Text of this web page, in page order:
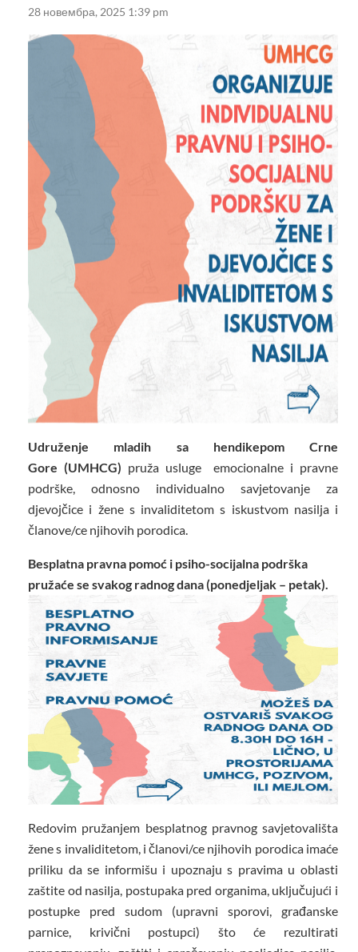
28 новембра, 2025 1:39 pm
Udruženje mladih sa hendikepom Crne
Gore (UMHCG) pruža usluge emocionalne i pravne
podrške, odnosno individualno savjetovanje za
djevojčice i žene s invaliditetom s iskustvom nasilja i
članove/ce njihovih porodica.
Besplatna pravna pomoć i psiho-socijalna podrška
pružaće se svakog radnog dana (ponedjeljak – petak).
Redovim pružanjem besplatnog pravnog savjetovališta
žene s invaliditetom, i članovi/ce njihovih porodica imaće
priliku da se informišu i upoznaju s pravima u oblasti
zaštite od nasilja, postupaka pred organima, uključujući i
postupke pred sudom (upravni sporovi, građanske
parnice, krivični postupci) što će rezultirati